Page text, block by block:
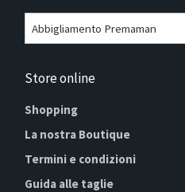
Store online
Shopping
La nostra Boutique
Termini e condizioni
Guida alle taglie